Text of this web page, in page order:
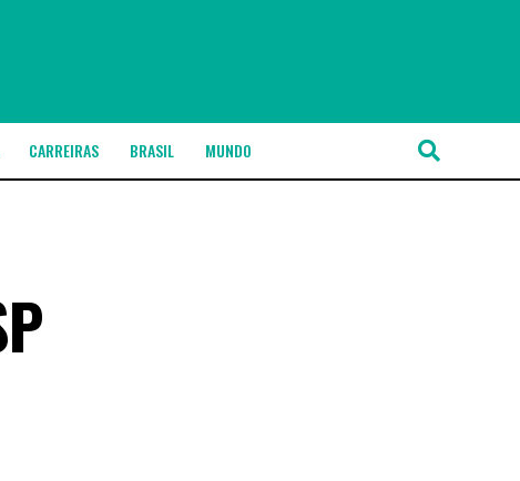
CARREIRAS BRASIL MUNDO